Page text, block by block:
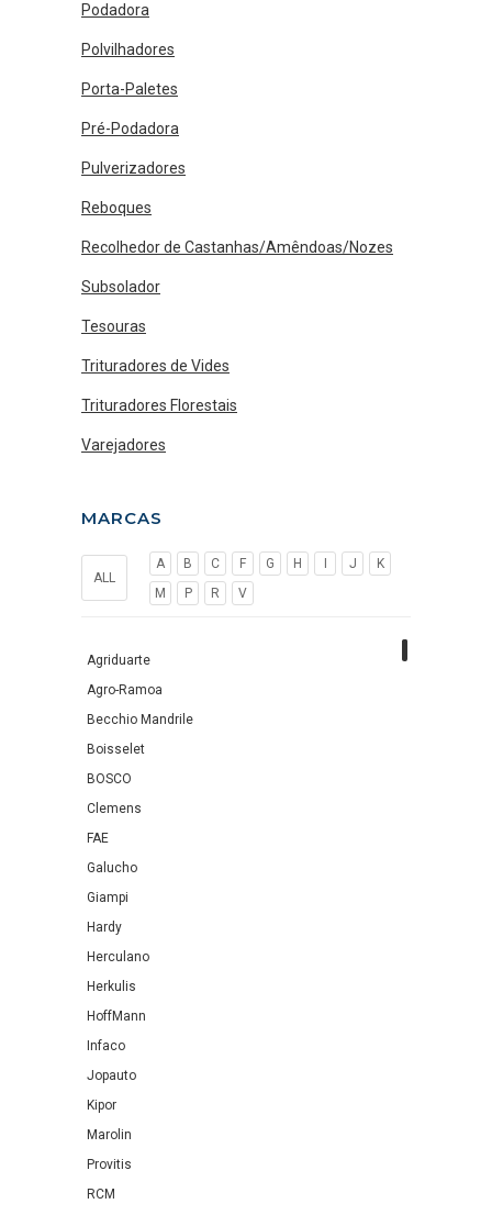
Podadora
Polvilhadores
Porta-Paletes
Pré-Podadora
Pulverizadores
Reboques
Recolhedor de Castanhas/Amêndoas/Nozes
Subsolador
Tesouras
Trituradores de Vides
Trituradores Florestais
Varejadores
MARCAS
ALL
A B C F G H J
K
M
P R V
Agriduarte
Agro-Ramoa
Becchio Mandrile
Boisselet
BOSCO
Clemens
FAE
Galucho
Giampi
Hardy
Herculano
Herkulis
HoffMann
Infaco
Jopauto
Kipor
Marolin
Provitis
RCM